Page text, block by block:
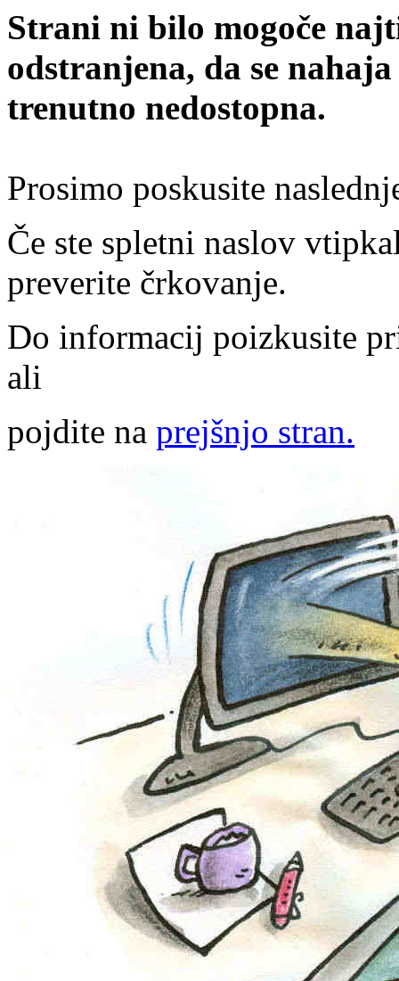
Strani ni bilo mogoče
odstranjena, da se
trenutno nedostopna.
Prosimo poskusite
Če ste spletni naslov
preverite črkovanje.
Do informacij poizkusite
ali
pojdite na prejšnjo stran.